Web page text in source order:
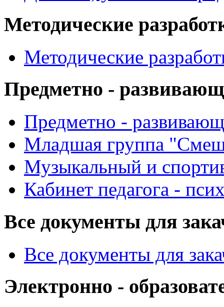
Методические
Методические
Предметно -
Предметно -
Младшая группа
Музыкальный и
Кабинет педагога -
Все документы для
Все документы для
Электронно -